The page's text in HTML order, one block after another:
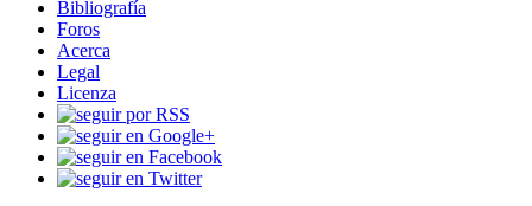
Bibliografía
Foros
Acerca
Legal
Licenza